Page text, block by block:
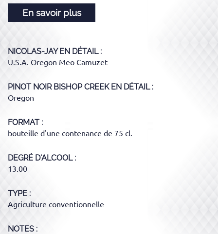
En savoir plus
NICOLAS-JAYEN DÉTAIL :
U.S.A. Oregon Meo Camuzet
PINOT NOIR BISHOP CREEKEN DÉTAIL :
Oregon
FORMAT
bouteille d'une contenance de 75 cl.
DEGRÉ D'ALCOOL
13.00
TYPE
Agriculture conventionnelle
NOTES :